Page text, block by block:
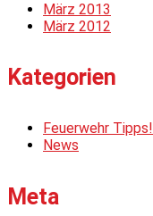
März 2013
März 2012
Kategorien
Feuerwehr Tipps!
News
Meta